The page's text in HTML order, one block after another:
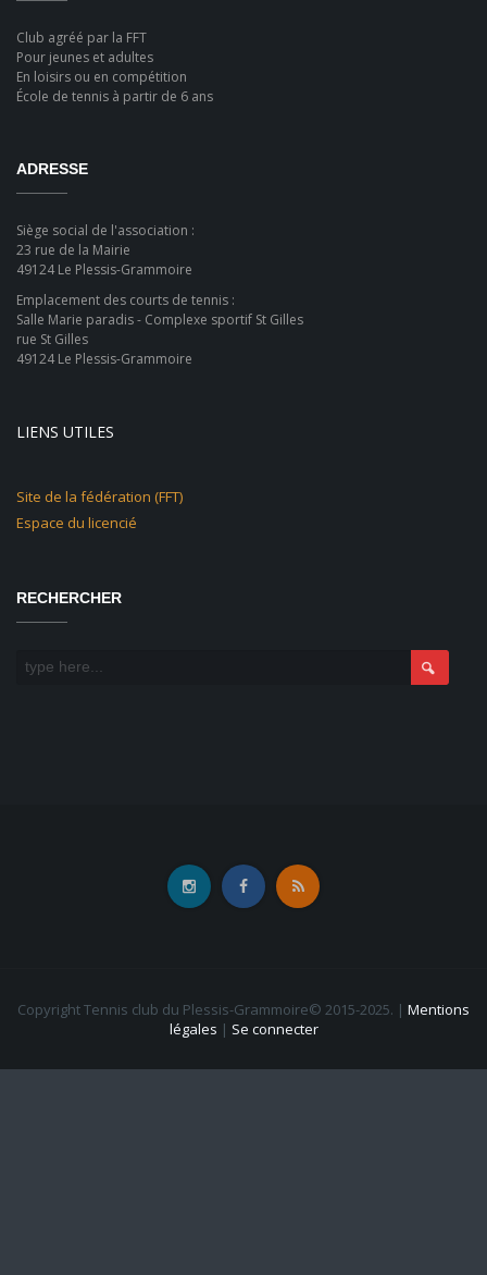
Club agréé par la FFT
Pour jeunes et adultes
En loisirs ou en compétition
École de tennis à partir de 6 ans
ADRESSE
Siège social de l'association :
23 rue de la Mairie
49124 Le Plessis-Grammoire
Emplacement des courts de tennis :
Salle Marie paradis - Complexe sportif St Gilles
rue St Gilles
49124 Le Plessis-Grammoire
LIENS UTILES
Site de la fédération (FFT)
Espace du licencié
RECHERCHER
Copyright Tennis club du Plessis-Grammoire© 2015-2025. | Mentions
légales | Se connecter